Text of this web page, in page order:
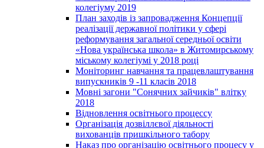
колегіуму 2019
План заходів із запровадження Концепції
реалізації державної політики у сфері
реформування загальної середньої освіти
«Нова українська школа» в Житомирському
міському колегіумі у 2018 році
Моніторинг навчання та працевлаштування
випускників 9 -11 класів 2018
Мовні загони "Сонячних зайчиків" влітку
2018
Відновлення освітнього процессу
Організація дозвіллєвої діяльності
вихованців пришкільного табору
Наказ про організацію освітнього процесу у